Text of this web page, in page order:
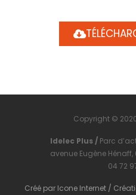
Copyright ©
Idelec Plus / Parc
avenue Eugène
04 72
Créé par Icone Internet /